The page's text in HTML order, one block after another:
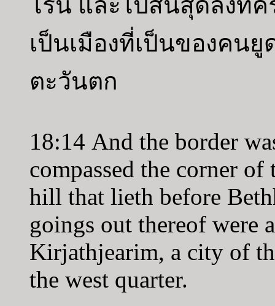
เป็นเมืองที่เป็นของคน
ตะวันตก
18:14 And the border
compassed the corner
hill that lieth before
goings out thereof were
Kirjathjearim, a city of
the west quarter.